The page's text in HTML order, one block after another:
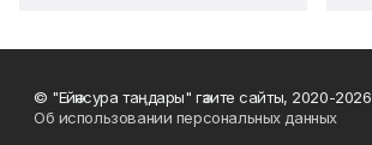
© "Ейәнсура таңдары" гәзите сайты, 2020-2026
Об использовании персональных данных